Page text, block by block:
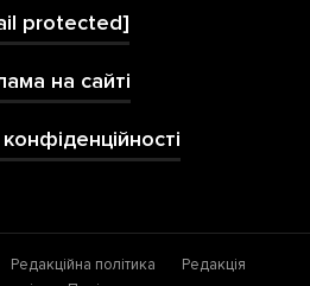
protected]
на сайті
Редакційна політика
Редакція